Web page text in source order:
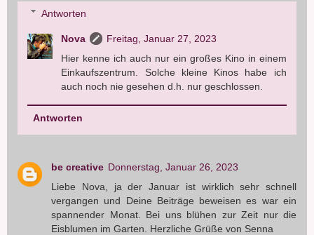
Antworten
Nova
Freitag, Januar 27, 2023
Hier kenne ich auch nur ein großes Kino in einem
Einkaufszentrum. Solche kleine Kinos habe ich
auch noch nie gesehen d.h. nur geschlossen.
Antworten
be creative Donnerstag, Januar 26, 2023
Liebe Nova, ja der Januar ist wirklich sehr schnell
vergangen und Deine Beiträge beweisen es war ein
spannender Monat. Bei uns blühen zur Zeit nur die
Eisblumen im Garten. Herzliche Grüße von Senna